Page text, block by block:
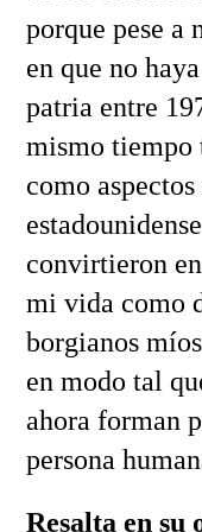
porque pese a
en que no
patria entre
mismo tiempo
como
convirtieron
mi vida como
borgianos
en modo tal
ahora forman
persona
Resalta en su